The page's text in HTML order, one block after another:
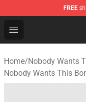
FREE
Open menu
Nobody Wants
Home/Nobody Wants
Nobody Wants This